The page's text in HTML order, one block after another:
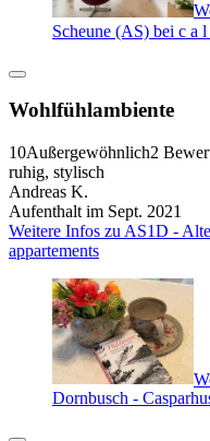
Scheune (AS) bei c a
Wohlfühlambiente
10Außergewöhnlich2
ruhig, stylisch
Andreas K.
Aufenthalt im Sept. 2021
Weitere Infos zu AS1D -
appartements
Dornbusch -